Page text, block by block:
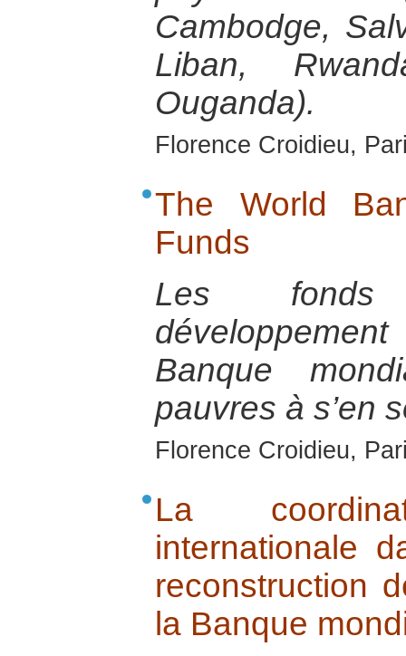
Cambodge,
Liban,
Ouganda).
Florence Croidieu,
The World
Funds
Les fonds
Banque
pauvres à s’en
Florence Croidieu,
La
internationale
reconstruction
la Banque